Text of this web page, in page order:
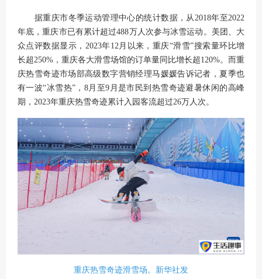
据重庆市冬季运动管理中心的统计数据，从2018年至2022
年底，重庆市已有累计超过488万人次参与冰雪运动。美团、大
众点评数据显示，2023年12月以来，重庆“滑雪”搜索量环比增
长超250%，重庆各大滑雪场馆的订单量同比增长超120%。而重
庆热雪奇迹市场部高级数字营销经理马媛媛告诉记者，夏季也
有一波“冰雪热”，8月至9月是市民到热雪奇迹避暑休闲的高峰
期，2023年重庆热雪奇迹累计入园客流超过26万人次。
重庆热雪奇迹滑雪场。新华社发